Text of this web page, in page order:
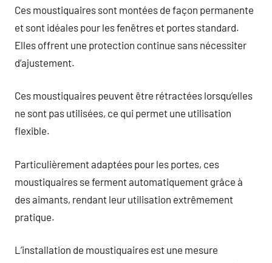
Ces moustiquaires sont montées de façon permanente
et sont idéales pour les fenêtres et portes standard.
Elles offrent une protection continue sans nécessiter
d’ajustement.
Ces moustiquaires peuvent être rétractées lorsqu’elles
ne sont pas utilisées, ce qui permet une utilisation
flexible.
Particulièrement adaptées pour les portes, ces
moustiquaires se ferment automatiquement grâce à
des aimants, rendant leur utilisation extrêmement
pratique.
L’installation de moustiquaires est une mesure